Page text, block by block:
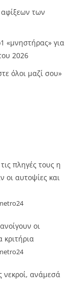
των
«μνηστήρας» για
2026
όλοι μαζί σου»
πληγές τους η
οι αυτοψίες και
οι
κριτήρια
νεκροί, ανάμεσά